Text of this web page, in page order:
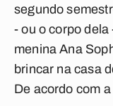
segundo
- ou o corpo
menina Ana
brincar na casa
De acordo com